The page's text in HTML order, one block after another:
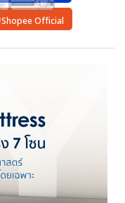
Shopee Official